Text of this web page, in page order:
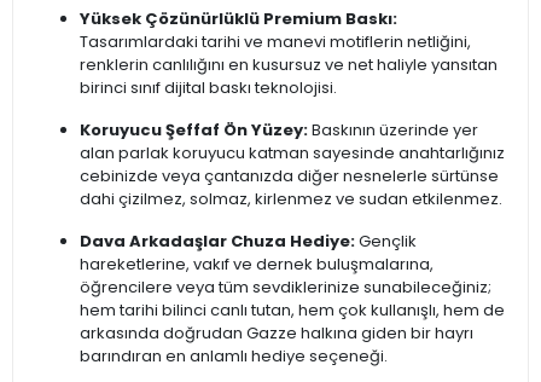
Yüksek Çözünürlüklü Premium Baskı:
Tasarımlardaki tarihi ve manevi motiflerin netliğini,
renklerin canlılığını en kusursuz ve net haliyle yansıtan
birinci sınıf dijital baskı teknolojisi.
Koruyucu Şeffaf Ön Yüzey:Baskının üzerinde yer
alan parlak koruyucu katman sayesinde anahtarlığınız
cebinizde veya çantanızda diğer nesnelerle sürtünse
dahi çizilmez, solmaz, kirlenmez ve sudan etkilenmez.
Dava Arkadaşlar Chuza Hediye:Gençlik
hareketlerine, vakıf ve dernek buluşmalarına,
öğrencilere veya tüm sevdiklerinize sunabileceğiniz;
hem tarihi bilinci canlı tutan, hem çok kullanışlı, hem de
arkasında doğrudan Gazze halkına giden bir hayrı
barındıran en anlamlı hediye seçeneği.